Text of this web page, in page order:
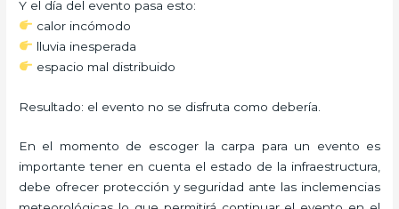
Y el día del evento pasa esto:
calor incómodo
lluvia inesperada
espacio mal distribuido
Resultado: el evento no se disfruta como debería.
En el momento de escoger la carpa para un evento es
importante tener en cuenta el estado de la infraestructura,
debe ofrecer protección y seguridad ante las inclemencias